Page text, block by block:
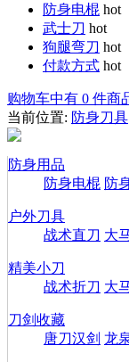
防身电棍 hot
武士刀 hot
狗腿弯刀 hot
付款方式 hot
购物车中有 0 件商
当前位置: 防身刀具
防身用品
防身电棍 防
户外刀具
战术直刀 大
精美小刀
战术折刀 大
刀剑收藏
唐刀汉剑 龙